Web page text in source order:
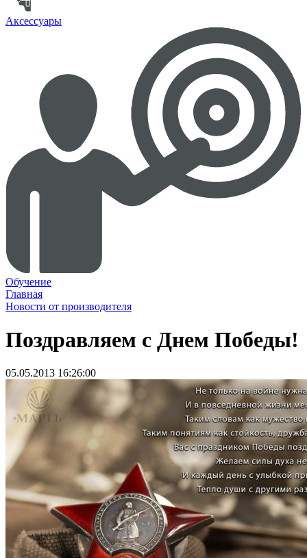
Аксессуары
Обучение
Главная
Новости от производителя
Поздравляем с Днем Победы!
05.05.2013 16:26:00